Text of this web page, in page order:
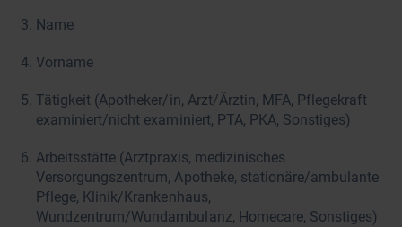
Name
Vorname
Tätigkeit (Apotheker/in, Arzt/Ärztin, MFA, Pflegekraft
examiniert/nicht examiniert, PTA, PKA, Sonstiges)
Arbeitsstätte (Arztpraxis, medizinisches
Versorgungszentrum, Apotheke, stationäre/ambulante
Pflege, Klinik/Krankenhaus,
Wundzentrum/Wundambulanz, Homecare, Sonstiges)